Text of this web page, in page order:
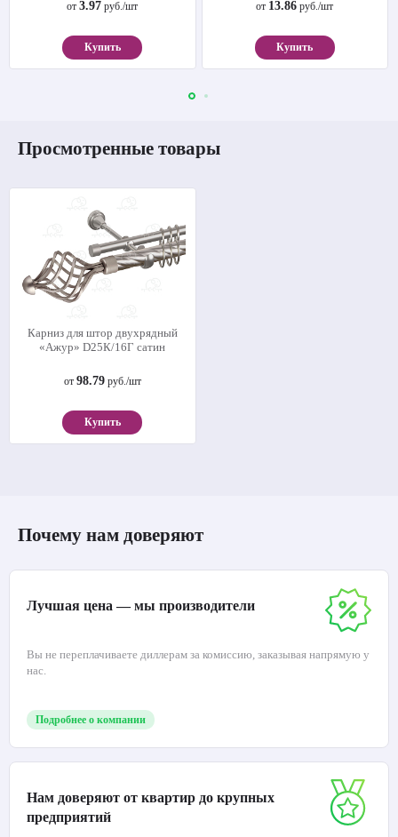
от3.97 руб./шт
Купить
от 13.86 руб./шт
Купить
Просмотренные товары
Карниз для штор двухрядный
«Ажур» D25К/16Г сатин
от 98.79руб./шт
Купить
Почему нам доверяют
Лучшая цена — мы производители
Вы не переплачиваете диллерам за комиссию, заказывая напрямую у
нас.
Подробнее о компании
Нам доверяют от квартир до крупных
предприятий